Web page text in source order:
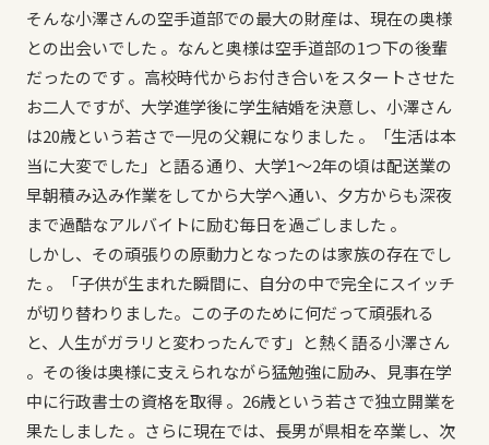
そんな小澤さんの空手道部での最大の財産は、現在の奥様
との出会いでした 。なんと奥様は空手道部の1つ下の後輩
だったのです 。高校時代からお付き合いをスタートさせた
お二人ですが、大学進学後に学生結婚を決意し、小澤さん
は20歳という若さで一児の父親になりました 。「生活は本
当に大変でした」と語る通り、大学1〜2年の頃は配送業の
早朝積み込み作業をしてから大学へ通い、夕方からも深夜
まで過酷なアルバイトに励む毎日を過ごしました 。
しかし、その頑張りの原動力となったのは家族の存在でし
た 。「子供が生まれた瞬間に、自分の中で完全にスイッチ
が切り替わりました。この子のために何だって頑張れる
と、人生がガラリと変わったんです」と熱く語る小澤さん
。その後は奥様に支えられながら猛勉強に励み、見事在学
中に行政書士の資格を取得 。26歳という若さで独立開業を
果たしました 。さらに現在では、長男が県相を卒業し、次